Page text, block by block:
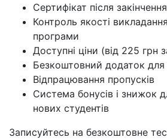
Сертифікат після
Контроль якості
програми
Доступні ціни (від 225 грн
Безкоштовний додаток для
Відпрацювання пропусків
Система бонусів і знижок
нових студентів
Записуйтесь на безкоштовне